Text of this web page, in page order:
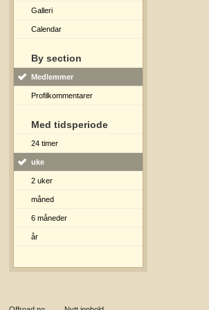
Galleri
Calendar
By section
Medlemmer
Profilkommentarer
Med tidsperiode
24 timer
uke
2 uker
måned
6 måneder
år